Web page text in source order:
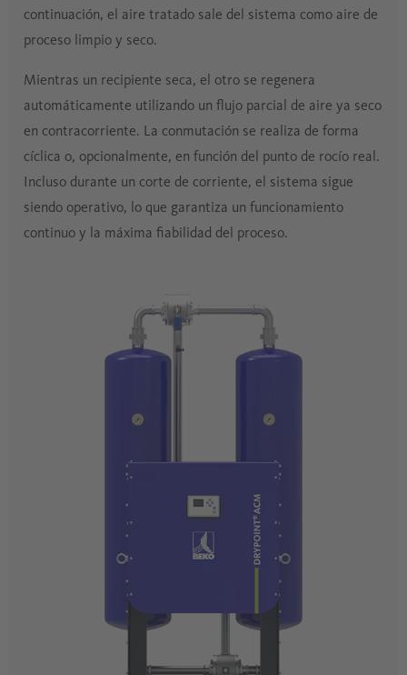
continuación, el aire tratado sale del sistema como aire de
proceso limpio y seco.
Mientras un recipiente seca, el otro se regenera
automáticamente utilizando un flujo parcial de aire ya seco
en contracorriente. La conmutación se realiza de forma
cíclica o, opcionalmente, en función del punto de rocío real.
Incluso durante un corte de corriente, el sistema sigue
siendo operativo, lo que garantiza un funcionamiento
continuo y la máxima fiabilidad del proceso.